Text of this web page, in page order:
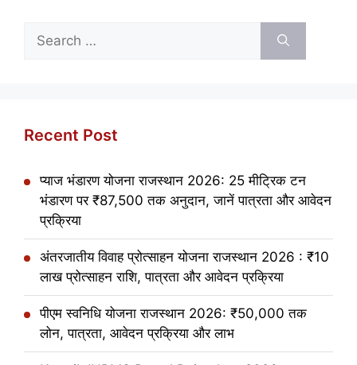
for:
Recent Post
प्याज भंडारण योजना राजस्थान 2026: 25 मीट्रिक टन
भंडारण पर ₹87,500 तक अनुदान, जानें पात्रता और आवेदन
प्रक्रिया
अंतरजातीय विवाह प्रोत्साहन योजना राजस्थान 2026 : ₹10
लाख प्रोत्साहन राशि, पात्रता और आवेदन प्रक्रिया
पीएम स्वनिधि योजना राजस्थान 2026: ₹50,000 तक
लोन, पात्रता, आवेदन प्रक्रिया और लाभ